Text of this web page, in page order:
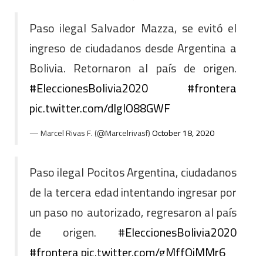
Paso ilegal Salvador Mazza, se evitó el
ingreso de ciudadanos desde Argentina a
Bolivia. Retornaron al país de origen.
#EleccionesBolivia2020
#frontera
pic.twitter.com/dlgIO88GWF
— Marcel Rivas F. (@Marcelrivasf)October 18, 2020
Paso ilegal Pocitos Argentina, ciudadanos
de la tercera edad intentando ingresar por
un paso no autorizado, regresaron al país
de origen. #EleccionesBolivia2020